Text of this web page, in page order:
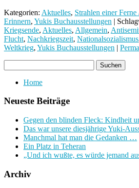
Kategorien: Aktuelles, Strahlen einer
Erinnern, Yukis Buchausstellungen |
Kriegsende, Aktuelles, Allgemein,
Flucht, Nachkriegszeit, Nationalsozialismus
Weltkrieg, Yukis Buchausstellungen |
Home
Neueste Beiträge
Gegen den blinden Fleck: Kindheit
Das war unsere diesjährige Yuki-
Manchmal hat man die Gedanken …
Ein Platz in Teheran
„Und ich wußte, es würde jemand
Archiv